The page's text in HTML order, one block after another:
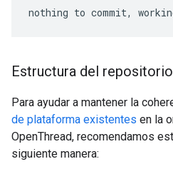
Estructura del repositorio
Para ayudar a mantener la
de plataforma existentes en la
OpenThread, recomendamos
siguiente manera: